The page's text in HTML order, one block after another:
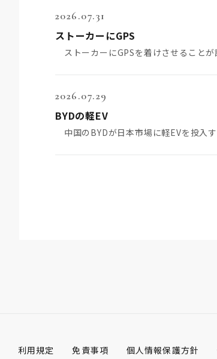
2026.07.31
ストーカーにGPS
2026.07.29
BYDの軽EV
利用規定 免責事項 個人情報保護方針